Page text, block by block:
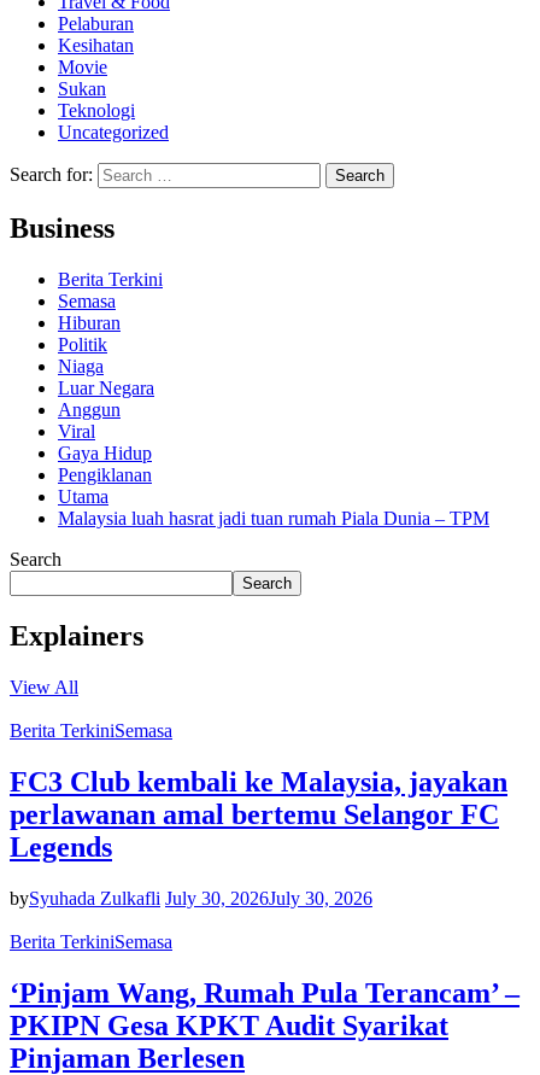
Pelaburan
Kesihatan
Movie
Sukan
Teknologi
Uncategorized
Search for:
Business
Berita Terkini
Semasa
Hiburan
Politik
Niaga
Luar Negara
Anggun
Viral
Gaya Hidup
Pengiklanan
Utama
Malaysia luah hasrat jadi tuan rumah Piala Dunia – TPM
Search
Search
Explainers
View All
Berita TerkiniSemasa
FC3 Club kembali ke Malaysia, jayakan
perlawanan amal bertemu Selangor FC
Legends
bySyuhada Zulkafli July 30, 2026July 30, 2026
Berita TerkiniSemasa
‘Pinjam Wang, Rumah Pula Terancam’ –
PKIPN Gesa KPKT Audit Syarikat
Pinjaman Berlesen